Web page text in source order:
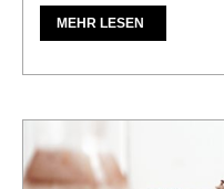
MEHR LESEN